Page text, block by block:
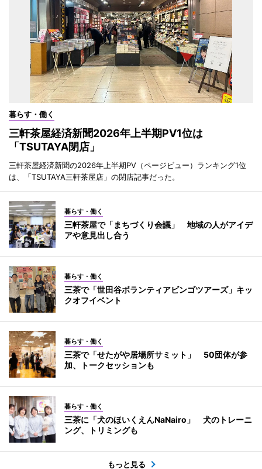
暮らす・働く
三軒茶屋経済新聞2026年上半期PV1位は
「TSUTAYA閉店」
三軒茶屋経済新聞の2026年上半期PV（ページビュー）ランキング1位
は、「TSUTAYA三軒茶屋店」の閉店記事だった。
暮らす・働く
三軒茶屋で「まちづくり会議」 地域の人がアイデ
アや意見出し合う
暮らす・働く
三茶で「世田谷ボランティアビンゴツアーズ」キッ
クオフイベント
暮らす・働く
三茶で「せたがや居場所サミット」 50団体が参
加、トークセッションも
暮らす・働く
三茶に「犬のほいくえんNaNairo」 犬のトレーニ
ング、トリミングも
もっと見る